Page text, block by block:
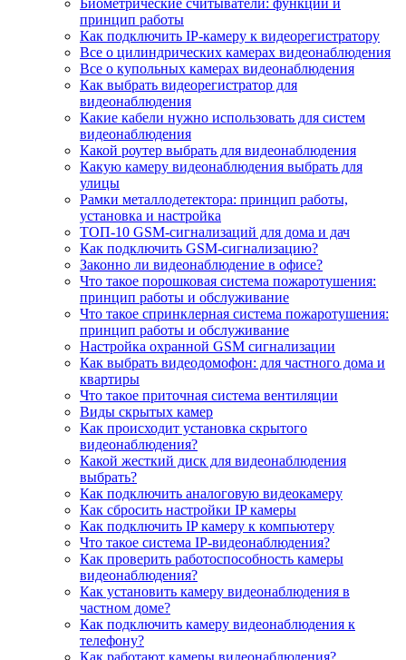
Биометрические считыватели: функции и
принцип работы
Как подключить IP-камеру к видеорегистратору
Все о цилиндрических камерах видеонаблюдения
Все о купольных камерах видеонаблюдения
Как выбрать видеорегистратор для
видеонаблюдения
Какие кабели нужно использовать для систем
видеонаблюдения
Какой роутер выбрать для видеонаблюдения
Какую камеру видеонаблюдения выбрать для
улицы
Рамки металлодетектора: принцип работы,
установка и настройка
ТОП-10 GSM-сигнализаций для дома и дач
Как подключить GSM-сигнализацию?
Законно ли видеонаблюдение в офисе?
Что такое порошковая система пожаротушения:
принцип работы и обслуживание
Что такое спринклерная система пожаротушения:
принцип работы и обслуживание
Настройка охранной GSM сигнализации
Как выбрать видеодомофон: для частного дома и
квартиры
Что такое приточная система вентиляции
Виды скрытых камер
Как происходит установка скрытого
видеонаблюдения?
Какой жесткий диск для видеонаблюдения
выбрать?
Как подключить аналоговую видеокамеру
Как сбросить настройки IP камеры
Как подключить IP камеру к компьютеру
Что такое система IP-видеонаблюдения?
Как проверить работоспособность камеры
видеонаблюдения?
Как установить камеру видеонаблюдения в
частном доме?
Как подключить камеру видеонаблюдения к
телефону?
Как работают камеры видеонаблюдения?